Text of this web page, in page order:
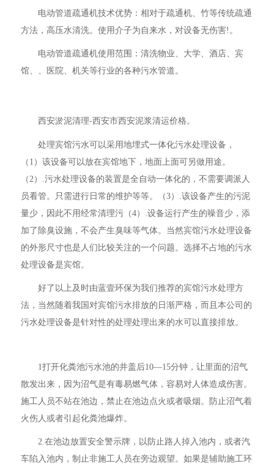
电动管道疏通机技术优势：相对于疏通机、竹等传统疏通
方法，高压水清洗。使用介子为自来水，对设备无伤害!。
电动管道疏通机使用范围：清洗物业、大学、酒店、宾
馆、、医院、机关等行业的各种污水管道。
西安淤泥清理-西安市西安泥浆清运价格。
处理宾馆污水可以采用地埋式一体化污水处理设备，
（1）该设备可以放在宾馆地下，地面上面可另做用途。
（2）.污水处理设备的装置是全自动一体化的，不需要调派人
员看管。只需进行日常的维护等等。（3）.该设备产生的污泥
量少，因此不用经常清理污（4）.设备运行产生的噪音少，添
加了除臭设施，不会产生臭味等气体。当然宾馆污水处理设备
的外形尺寸也是人们比较关注的一个问题。选择不占地的污水
处理设备是宾馆。
好了以上及时由蓝壹环保为我们推荐的宾馆污水处理方
法，当然随着我国对宾馆污水排放的日渐严格，而且本公司的
污水处理设备是针对性的处理处理出来的水可以直接排放。
1打开化粪池污水池的井盖后10—15分钟，让里面的沼气
散发出来，因为沼气是有毒易燃气体，容易对人体造成伤害。
施工人员不站在池边，禁止在池边点火或者吸烟。防止沼气着
火伤人或者引起化粪池爆炸。
2.在池边放置安全警示牌，以防止路人掉入池内，或者汽
车陷入池内，制止非施工人员在旁边观望。如果是辅助施工环